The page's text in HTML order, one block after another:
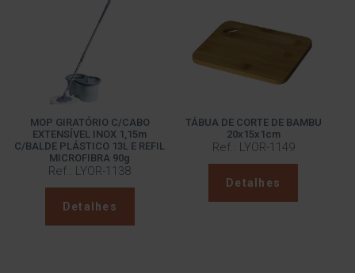
MOP GIRATÓRIO C/CABO
EXTENSÍVEL INOX 1,15m
C/BALDE PLÁSTICO 13L E REFIL
MICROFIBRA 90g
Ref.: LYOR-1138
Detalhes
TÁBUA DE CORTE DE BAMBU
20x15x1cm
Ref.: LYOR-1149
Detalhes